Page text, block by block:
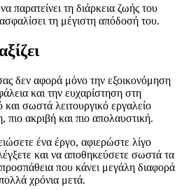
παρατείνει τη διάρκεια ζωής του
τη μέγιστη απόδοσή του.
δεν αφορά μόνο την εξοικονόμηση
και την ευχαρίστηση στη
σωστά λειτουργικό εργαλείο
πιο ακριβή και πιο απολαυστική.
ένα έργο, αφιερώστε λίγο
και να αποθηκεύσετε σωστά τα
που κάνει μεγάλη διαφορά
χρόνια μετά.